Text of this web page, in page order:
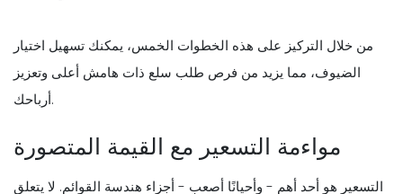
من خلال التركيز على هذه الخطوات الخمس، يمكنك تسهيل اختيار
الضيوف، مما يزيد من فرص طلب سلع ذات هامش أعلى وتعزيز
أرباحك.
مواءمة التسعير مع القيمة المتصورة
التسعير هو أحد أهم - وأحيانًا أصعب - أجزاء هندسة القوائم. لا يتعلق